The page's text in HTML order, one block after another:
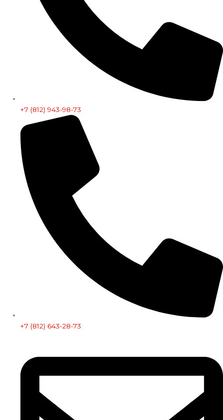
+7 (812) 943-98-73
+7 (812) 643-28-73